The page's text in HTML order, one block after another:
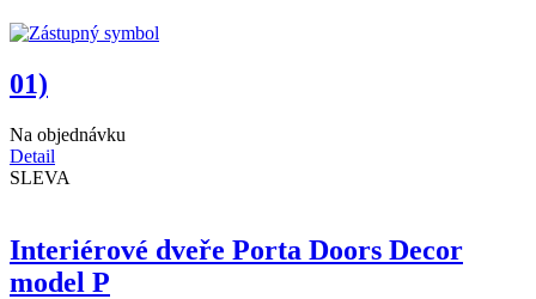
01)
Na objednávku
Detail
SLEVA
Interiérové dveře Porta Doors Decor
model P